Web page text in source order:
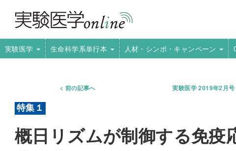
実験医学 生命科学系単行本 人材・シンポ・キャンペーン
前の記事へ
実験医学 2019年2月号
概日リズムが制御する免疫